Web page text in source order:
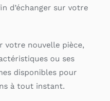
d’échanger sur votre
votre nouvelle pièce,
ou ses
disponibles pour
à tout instant.